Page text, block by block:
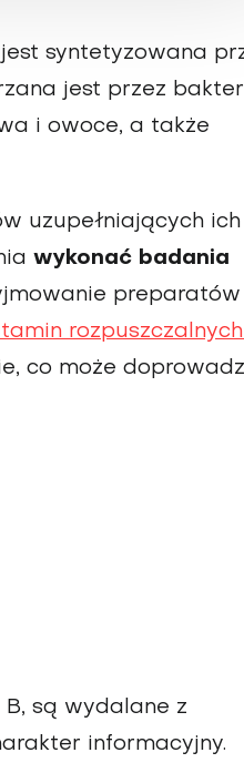
syntetyzowana
jest przez
i owoce, a także
uzupełniających ich
wykonać badania
preparatów
co może
są wydalane z
informacyjny.